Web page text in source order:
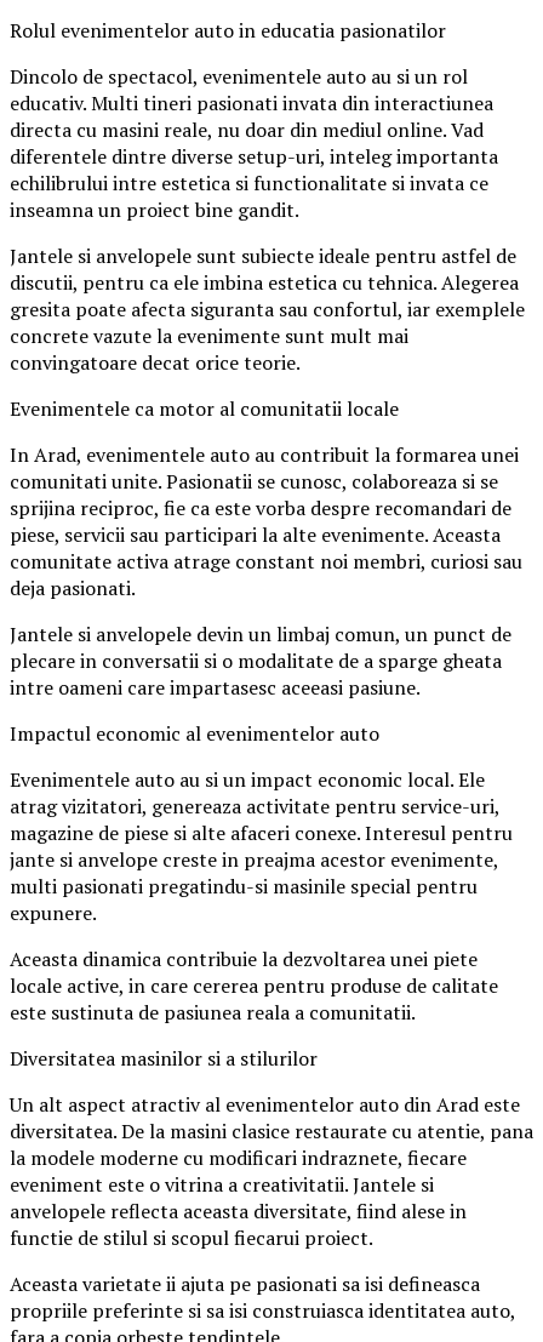
Rolul evenimentelor auto in educatia pasionatilor
Dincolo de spectacol, evenimentele auto au si un rol
educativ. Multi tineri pasionati invata din interactiunea
directa cu masini reale, nu doar din mediul online. Vad
diferentele dintre diverse setup-uri, inteleg importanta
echilibrului intre estetica si functionalitate si invata ce
inseamna un proiect bine gandit.
Jantele si anvelopele sunt subiecte ideale pentru astfel de
discutii, pentru ca ele imbina estetica cu tehnica. Alegerea
gresita poate afecta siguranta sau confortul, iar exemplele
concrete vazute la evenimente sunt mult mai
convingatoare decat orice teorie.
Evenimentele ca motor al comunitatii locale
In Arad, evenimentele auto au contribuit la formarea unei
comunitati unite. Pasionatii se cunosc, colaboreaza si se
sprijina reciproc, fie ca este vorba despre recomandari de
piese, servicii sau participari la alte evenimente. Aceasta
comunitate activa atrage constant noi membri, curiosi sau
deja pasionati.
Jantele si anvelopele devin un limbaj comun, un punct de
plecare in conversatii si o modalitate de a sparge gheata
intre oameni care impartasesc aceeasi pasiune.
Impactul economic al evenimentelor auto
Evenimentele auto au si un impact economic local. Ele
atrag vizitatori, genereaza activitate pentru service-uri,
magazine de piese si alte afaceri conexe. Interesul pentru
jante si anvelope creste in preajma acestor evenimente,
multi pasionati pregatindu-si masinile special pentru
expunere.
Aceasta dinamica contribuie la dezvoltarea unei piete
locale active, in care cererea pentru produse de calitate
este sustinuta de pasiunea reala a comunitatii.
Diversitatea masinilor si a stilurilor
Un alt aspect atractiv al evenimentelor auto din Arad este
diversitatea. De la masini clasice restaurate cu atentie, pana
la modele moderne cu modificari indraznete, fiecare
eveniment este o vitrina a creativitatii. Jantele si
anvelopele reflecta aceasta diversitate, fiind alese in
functie de stilul si scopul fiecarui proiect.
Aceasta varietate ii ajuta pe pasionati sa isi defineasca
propriile preferinte si sa isi construiasca identitatea auto,